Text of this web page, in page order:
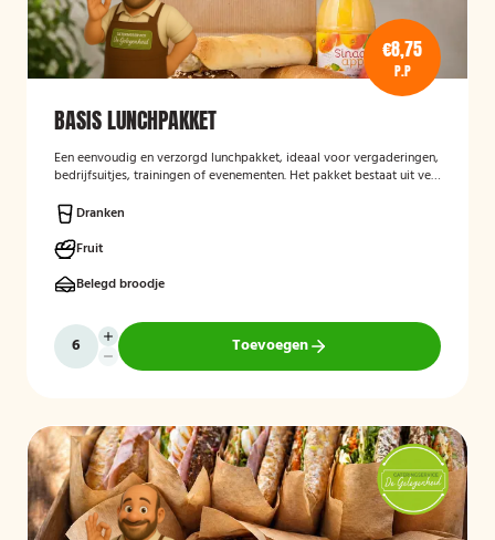
€8,75
P.P
BASIS LUNCHPAKKET
Een eenvoudig en verzorgd lunchpakket, ideaal voor vergaderingen,
bedrijfsuitjes, trainingen of evenementen. Het pakket bestaat uit vers
lunch voor onderweg of op locatie.
Dranken
Fruit
Belegd broodje
Toevoegen